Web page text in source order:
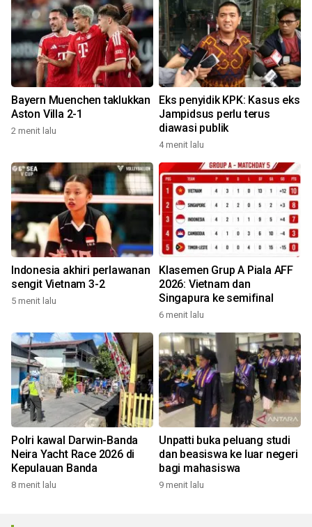
Bayern Muenchen taklukkan
Aston Villa 2-1
2 menit lalu
Eks penyidik KPK: Kasus eks
Jampidsus perlu terus
diawasi publik
4 menit lalu
Indonesia akhiri perlawanan
sengit Vietnam 3-2
5 menit lalu
Klasemen Grup A Piala AFF
2026: Vietnam dan
Singapura ke semifinal
6 menit lalu
Polri kawal Darwin-Banda
Neira Yacht Race 2026 di
Kepulauan Banda
8 menit lalu
Unpatti buka peluang studi
dan beasiswa ke luar negeri
bagi mahasiswa
9 menit lalu